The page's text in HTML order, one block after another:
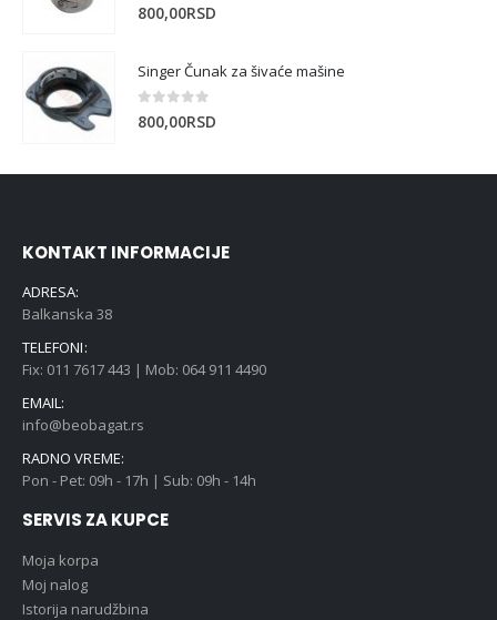
800,00RSD
Singer Čunak za šivaće mašine
0 out of 5
800,00RSD
KONTAKT INFORMACIJE
ADRESA:
Balkanska 38
TELEFONI:
Fix: 011 7617 443 | Mob: 064 911 4490
EMAIL:
info@beobagat.rs
RADNO VREME:
Pon - Pet: 09h - 17h | Sub: 09h - 14h
SERVIS ZA KUPCE
Moja korpa
Moj nalog
Istorija narudžbina